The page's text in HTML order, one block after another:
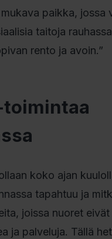
paikka, jossa
taitoja
rento ja avoin.”
koko ajan
tapahtuu ja
joissa nuoret eivät
ja palveluja. Tällä